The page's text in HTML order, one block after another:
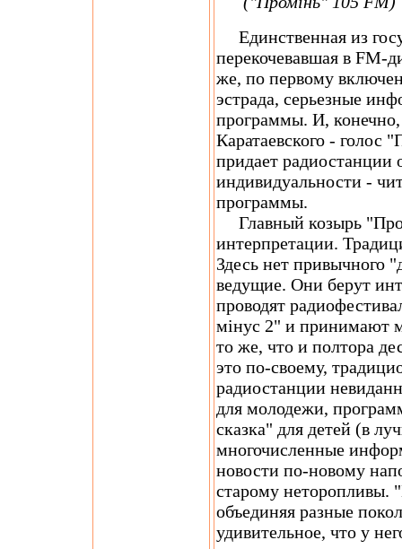
Единственная из
перекочевавшая в FM-
же, по первому
эстрада, серьезные
программы. И,
Каратаевского - голос
придает радиостанции
индивидуальности -
программы.
Главный козырь
интерпретации.
Здесь нет привычного
ведущие. Они берут
проводят
мінус 2" и принимают
то же, что и полтора
это по-своему,
радиостанции
для молодежи,
сказка" для детей (в
многочисленные
новости по-новому
старому неторопливы.
объединяя разные
удивительное, что у